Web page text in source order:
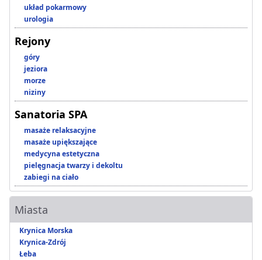
układ pokarmowy
urologia
Rejony
góry
jeziora
morze
niziny
Sanatoria SPA
masaże relaksacyjne
masaże upiększające
medycyna estetyczna
pielęgnacja twarzy i dekoltu
zabiegi na ciało
Miasta
Krynica Morska
Krynica-Zdrój
Łeba